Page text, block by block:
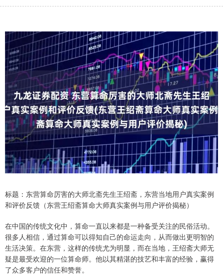
标题：东营算命厉害的大师北斋先生王绍斋，东营当地用户真实案例
和评价反馈（东营王绍斋算命大师真实案例与用户评价揭秘）
在中国的传统文化中，算命一直以来都是一种备受关注的民俗活动。
很多人相信，通过算命可以得知自己的命运走向，从而做出更明智的
生活决策。在东营，这样的传统尤为明显，而在当地，王绍斋大师无
疑是最受欢迎的一位算命师。他以其精湛的技艺和丰富的经验，赢得
了众多客户的信任和赞誉。